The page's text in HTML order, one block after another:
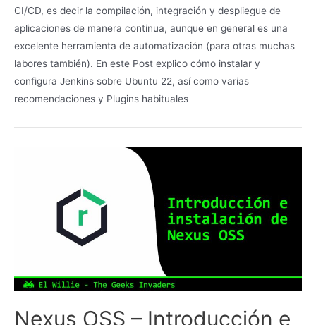
CI/CD, es decir la compilación, integración y despliegue de
aplicaciones de manera continua, aunque en general es una
excelente herramienta de automatización (para otras muchas
labores también). En este Post explico cómo instalar y
configura Jenkins sobre Ubuntu 22, así como varias
recomendaciones y Plugins habituales
Nexus OSS – Introducción e